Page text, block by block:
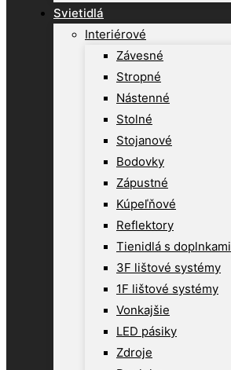
Svietidlá
Interiérové
Závesné
Stropné
Nástenné
Stolné
Stojanové
Bodovky
Zápustné
Kúpeľňové
Reflektory
Tienidlá s doplnkami
3F lištové systémy
1F lištové systémy
Vonkajšie
LED pásiky
Zdroje